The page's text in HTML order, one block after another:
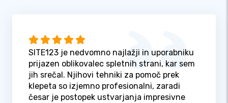
SITE123 je nedvomno najlažji in uporabniku
prijazen oblikovalec spletnih strani, kar sem
jih srečal. Njihovi tehniki za pomoč prek
klepeta so izjemno profesionalni, zaradi
česar je postopek ustvarjanja impresivne